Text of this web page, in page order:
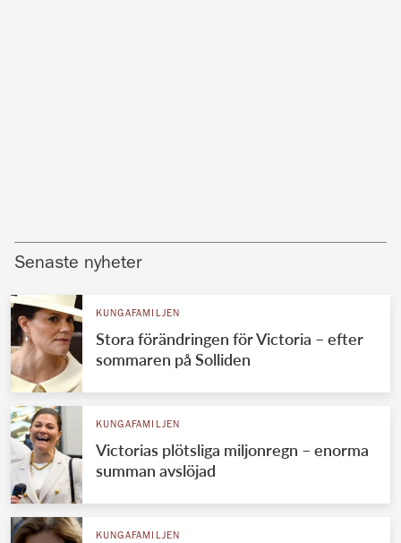
Senaste nyheter
KUNGAFAMILJEN
Stora förändringen för Victoria – efter
sommaren på Solliden
KUNGAFAMILJEN
Victorias plötsliga miljonregn – enorma
summan avslöjad
KUNGAFAMILJEN